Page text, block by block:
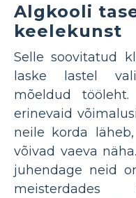
Algkooli
keelekunst
Selle soovitatud
laske lastel
mõeldud
erinevaid
neile korda
võivad vaeva
juhendage neid
meisterdades